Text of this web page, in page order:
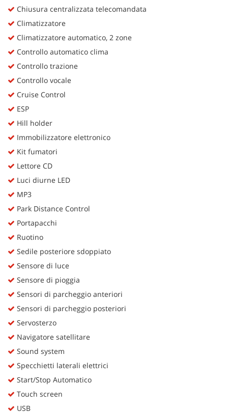
Chiusura centralizzata telecomandata
Climatizzatore
Climatizzatore automatico, 2 zone
Controllo automatico clima
Controllo trazione
Controllo vocale
Cruise Control
ESP
Hill holder
Immobilizzatore elettronico
Kit fumatori
Lettore CD
Luci diurne LED
MP3
Park Distance Control
Portapacchi
Ruotino
Sedile posteriore sdoppiato
Sensore di luce
Sensore di pioggia
Sensori di parcheggio anteriori
Sensori di parcheggio posteriori
Servosterzo
Navigatore satellitare
Sound system
Specchietti laterali elettrici
Start/Stop Automatico
Touch screen
USB